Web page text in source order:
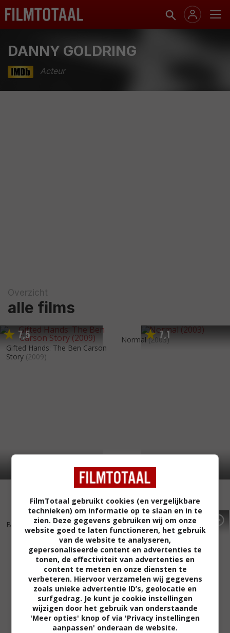
DANNY GOLDRING
Acteur
Overzicht
alle films
7,5
Gifted Hands: The Ben Carson
Story (2009)
7,1
Normal (2003)
5 ,8
Bean (1997) 4,5
Excessive Force (1993)
FilmTotaal gebruikt cookies (en vergelijkbare
technieken) om informatie op te slaan en in te
zien. Deze gegevens gebruiken wij om onze
website goed te laten functioneren, het gebruik
van de website te analyseren,
gepersonaliseerde content en advertenties te
tonen, de effectiviteit van advertenties en
content te meten en onze diensten te
verbeteren. Hiervoor verzamelen wij gegevens
zoals unieke advertentie ID’s, geolocatie en
surfgedrag. Je kunt je cookie instellingen
wijzigen door het gebruik van onderstaande
'Meer opties' knop of via 'Privacy instellingen
aanpassen' onderaan de website.